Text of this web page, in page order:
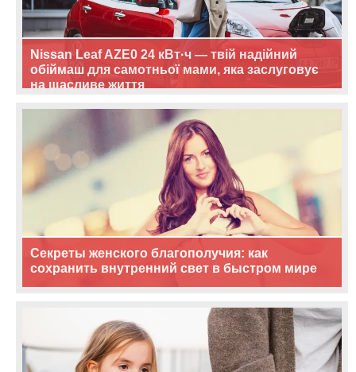
Nissan Leaf AZE0 24 кВт·ч — твій надійний
обіймаш для самотньої мами, яка заслуговує
на щасливе життя
Секреты женского благополучия: как
сохранить внутренний свет в быстром мире